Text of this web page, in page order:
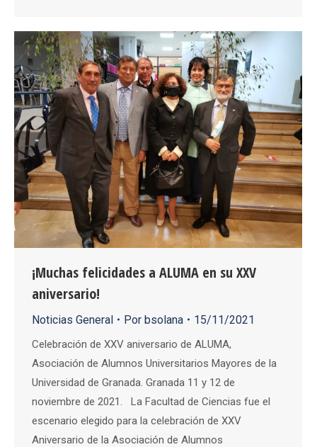
¡Muchas felicidades a ALUMA en su XXV
aniversario!
Noticias General Por bsolana 15/11/2021
Celebración de XXV aniversario de ALUMA,
Asociación de Alumnos Universitarios Mayores de la
Universidad de Granada. Granada 11 y 12 de
noviembre de 2021. La Facultad de Ciencias fue el
escenario elegido para la celebración de XXV
Aniversario de la Asociación de Alumnos